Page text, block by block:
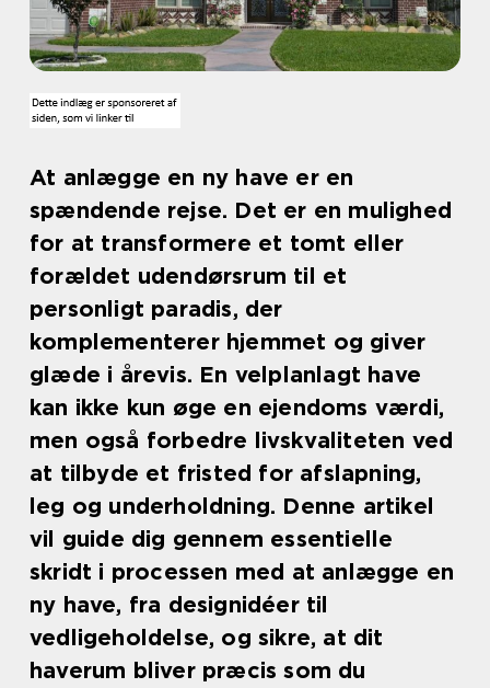
At anlægge en ny have er en
spændende rejse. Det er en mulighed
for at transformere et tomt eller
forældet udendørsrum til et
personligt paradis, der
komplementerer hjemmet og giver
glæde i årevis. En velplanlagt have
kan ikke kun øge en ejendoms værdi,
men også forbedre livskvaliteten ved
at tilbyde et fristed for afslapning,
leg og underholdning. Denne artikel
vil guide dig gennem essentielle
skridt i processen med at anlægge en
ny have, fra designidéer til
vedligeholdelse, og sikre, at dit
haverum bliver præcis som du